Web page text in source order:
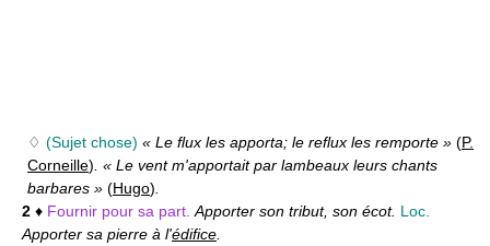
♢ (Sujet chose) « Le flux les apporta; le reflux les remporte » (P.
Corneille) . « Le vent m'apportait par lambeaux leurs chants
barbares » (Hugo)
2 ♦ Fournir pour sa part. Apporter son tribut, son écot. Loc.
Apporter sa pierre à l'édifice